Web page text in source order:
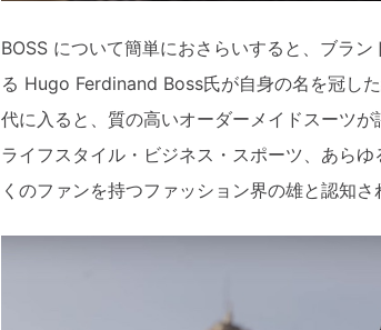
BOSS について簡単におさらいすると、ブラ
る Hugo Ferdinand Boss氏が自身の名を冠し
代に入ると、質の高いオーダーメイドスーツ
ライフスタイル・ ビジネス・スポーツ、あら
くのファンを持つファッション界の雄と認知さ